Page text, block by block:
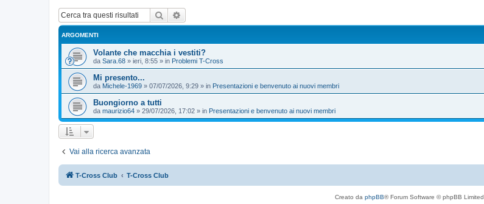
Cerca
ARGOMENTI
Volante che macchia i vestiti?
da Sara.68 » ieri, 8:55 » in Problemi T-Cross
Mi presento...
da Michele-1969 » 07/07/2026, 9:29 » in Presentazioni e benvenuto ai nuovi membri
Buongiorno a tutti
da maurizio64 » 29/07/2026, 17:02 » in Presentazioni e benvenuto ai nuovi membri
Vai alla ricerca avanzata
T-Cross Club T-Cross Club
Creato da phpBB® Forum Software © phpBB Limited